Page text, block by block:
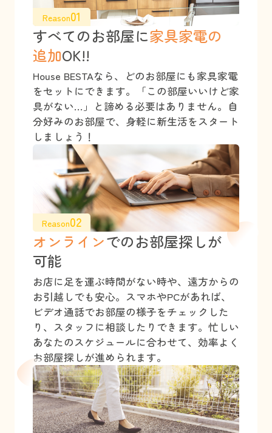
Reason01
すべてのお部屋に家具家電の
追加OK!!
House BESTAなら、どのお部屋にも家具家電
をセットにできます。「この部屋いいけど家
具がない…」と諦める必要はありません。自
分好みのお部屋で、身軽に新生活をスタート
しましょう！
Reason02
オンラインでのお部屋探しが
可能
お店に足を運ぶ時間がない時や、遠方からの
お引越しでも安心。スマホやPCがあれば、
ビデオ通話でお部屋の様子をチェックした
り、スタッフに相談したりできます。忙しい
あなたのスケジュールに合わせて、効率よく
お部屋探しが進められます。